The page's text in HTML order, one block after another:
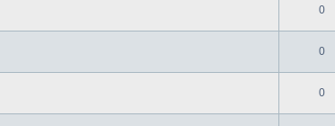
0
0
0